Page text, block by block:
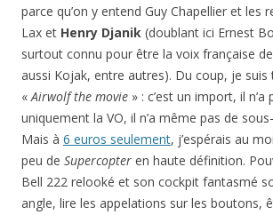
parce qu’on y entend Guy Chapellier et les
Lax et Henry Djanik (doublant ici Ernest
surtout connu pour être la voix française
aussi Kojak, entre autres). Du coup, je
«Airwolf the movie » : c’est un import, il n’a
uniquement la VO, il n’a même pas de
Mais à 6 euros seulement, j’espérais au
peu de Supercopter en haute définition.
Bell 222 relooké et son cockpit fantasmé
angle, lire les appelations sur les boutons,